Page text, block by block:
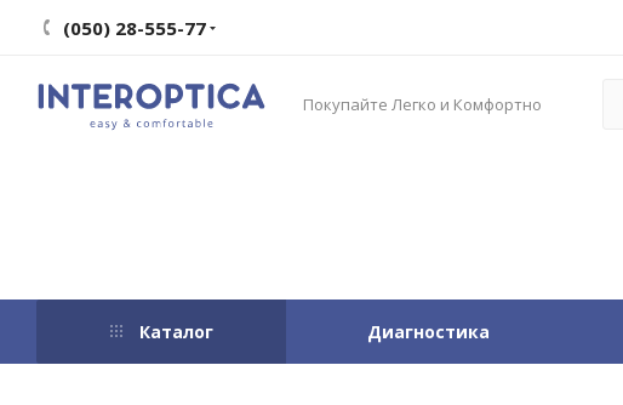
(050) 28-555-77
Покупайте Легко и Комфортно
Каталог Диагностика